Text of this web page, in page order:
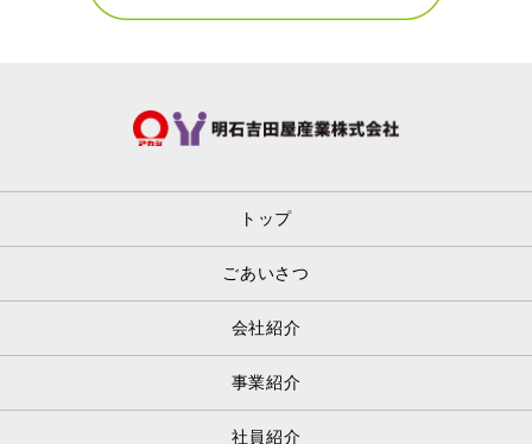
トップ
ごあいさつ
会社紹介
事業紹介
社員紹介